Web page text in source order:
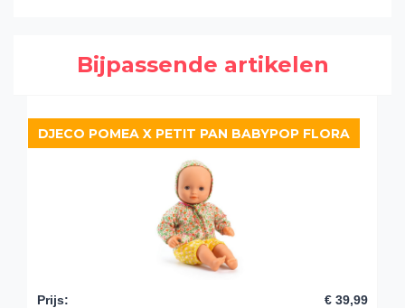
Bijpassende artikelen
DJECO POMEA X PETIT PAN BABYPOP FLORA
Prijs: € 39,99